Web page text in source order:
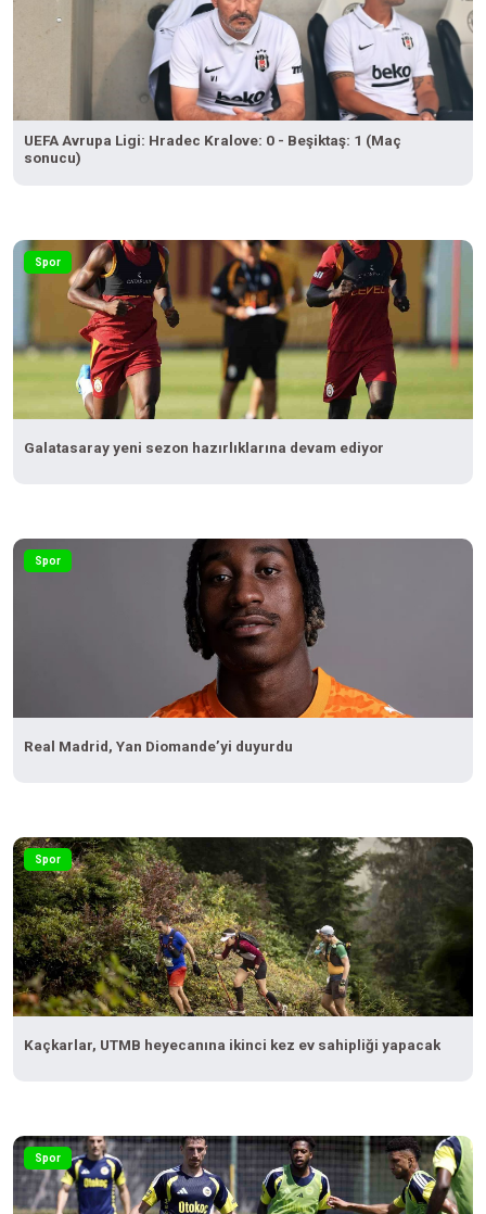
UEFA Avrupa Ligi: Hradec Kralove: 0 - Beşiktaş: 1 (Maç
sonucu)
Spor
Galatasaray yeni sezon hazırlıklarına devam ediyor
Spor
Real Madrid, Yan Diomande’yi duyurdu
Spor
Kaçkarlar, UTMB heyecanına ikinci kez ev sahipliği yapacak
Spor